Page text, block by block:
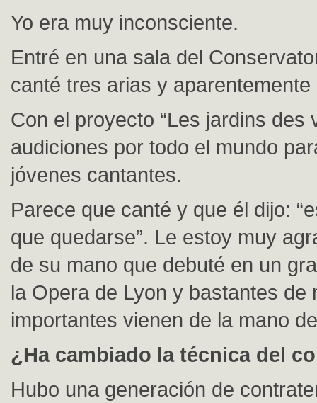
Yo era muy inconsciente.
Entré en una sala del
canté tres arias y
Con el proyecto “Les jardins des
audiciones por todo el mundo
jóvenes cantantes.
Parece que canté y que él dijo:
que quedarse”. Le estoy muy
de su mano que debuté en un
la Opera de Lyon y bastantes de
importantes vienen de la mano
¿Ha cambiado la técnica del
Hubo una generación de